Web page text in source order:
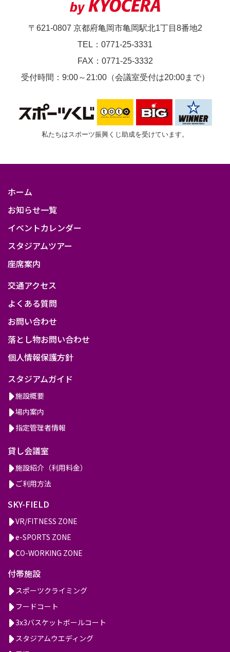
〒621-0807 京都府亀岡市亀岡駅北1丁目8番地2
TEL：0771-25-3331
FAX：0771-25-3332
受付時間：9:00～21:00（会議室受付は20:00まで）
私たちはスポーツ振興くじ助成を受けています。
ホーム
お知らせ一覧
イベントカレンダー
スタジアムツアー
座席案内
交通アクセス
よくある質問
お問い合わせ
落とし物お問い合わせ
個人情報保護方針
スタジアムガイド
施設概要
場内案内
指定管理者情報
貸し会議室
施設紹介（利用料金）
ご利用方法
SKY-FIELD
VR/FITNESS ZONE
e-SPORTS ZONE
CO-WORKING ZONE
付帯施設
スポーツクライミング
フードコート
3x3バスケットボールコート
スタジアムウエディング